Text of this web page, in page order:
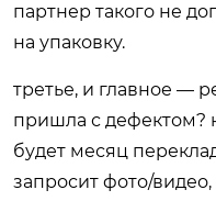
партнер такого не
на упаковку.
третье, и главное —
пришла с дефектом?
будет месяц
запросит фото/